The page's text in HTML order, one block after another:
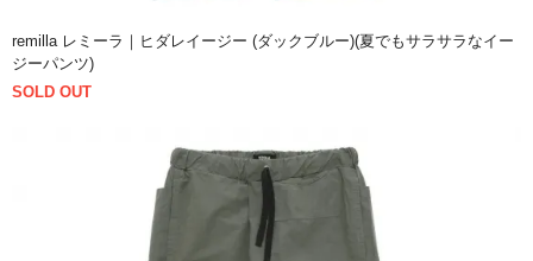
remilla レミーラ｜ヒダレイージー (ダックブルー)(夏でもサラサラなイー
ジーパンツ)
SOLD OUT